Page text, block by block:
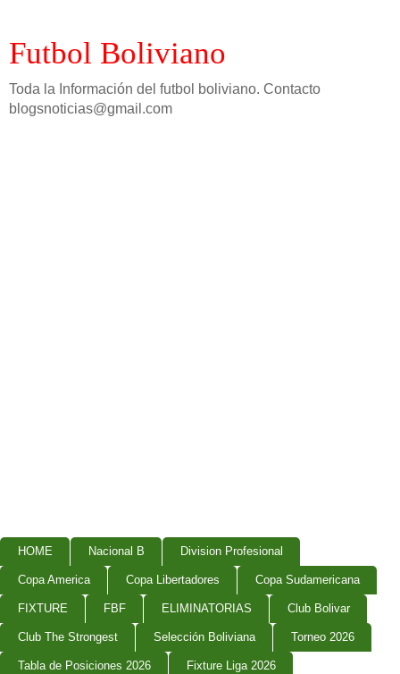
Futbol Boliviano
Toda la Información del futbol boliviano. Contacto
blogsnoticias@gmail.com
HOME Nacional B Division Profesional
Copa America Copa Libertadores Copa Sudamericana
FIXTURE FBF ELIMINATORIAS Club Bolivar
Club The Strongest Selección Boliviana Torneo 2026
Tabla de Posiciones 2026 Fixture Liga 2026